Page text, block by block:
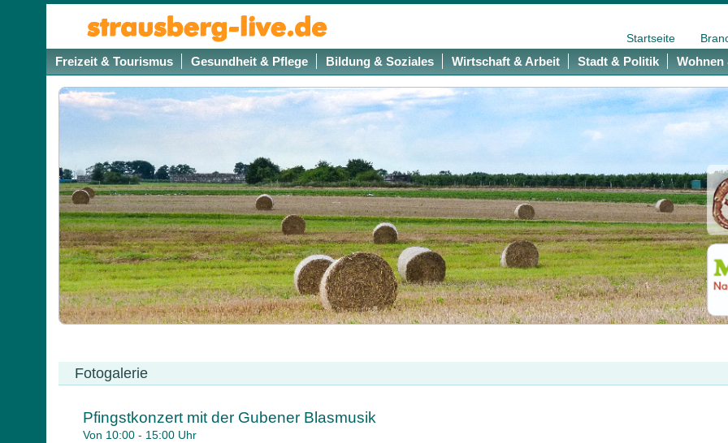
Startseite
Freizeit & Tourismus Gesundheit & Pflege Bildung & Soziales Wirtschaft & Arbeit Stadt & Politik Wohnen
Fotogalerie
Pfingstkonzert mit der Gubener Blasmusik
Von 10:00 - 15:00 Uhr